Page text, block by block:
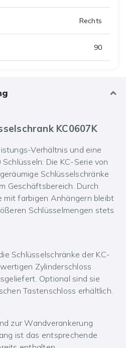
Rechts
90
KC0607K
Verhältnis und eine
Die KC-Serie von
Schlüsselschränke
Geschäftsbereich. Durch
mit farbigen Anhängern bleibt
Schlüsselmengen stets
Schlüsselschränke der KC-
Zylinderschloss
Optional sind sie
Tastenschloss erhältlich.
zur Wandverankerung
ist das entsprechende